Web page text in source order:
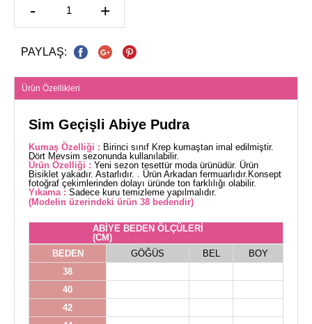
- +
PAYLAŞ:
Ürün Özellikleri
Sim Geçişli Abiye Pudra
Kumaş Özelliği : Birinci sınıf Krep kumaştan imal edilmiştir.
Dört Mevsim sezonunda kullanılabilir.
Ürün Özelliği : Yeni sezon tesettür moda ürünüdür. Ürün
Bisiklet yakadır. Astarlıdır. . Ürün Arkadan fermuarlıdır.Konsept
fotoğraf çekimlerinden dolayı üründe ton farklılığı olabilir.
Yıkama : Sadece kuru temizleme yapılmalıdır.
(Modelin üzerindeki ürün 38 bedendir)
ABİYE BEDEN ÖLÇÜLERİ
(CM)
BEDEN
GÖĞÜS BEL
BOY
38
40
42